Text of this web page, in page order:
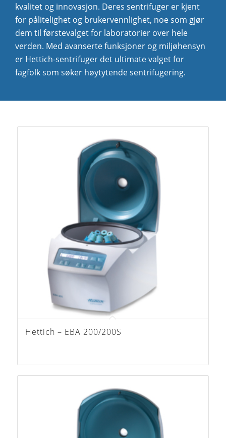
kvalitet og innovasjon. Deres sentrifuger er kjent
for pålitelighet og brukervennlighet, noe som gjør
dem til førstevalget for laboratorier over hele
verden. Med avanserte funksjoner og miljøhensyn
er Hettich-sentrifuger det ultimate valget for
fagfolk som søker høytytende sentrifugering.
Hettich – EBA 200/200S